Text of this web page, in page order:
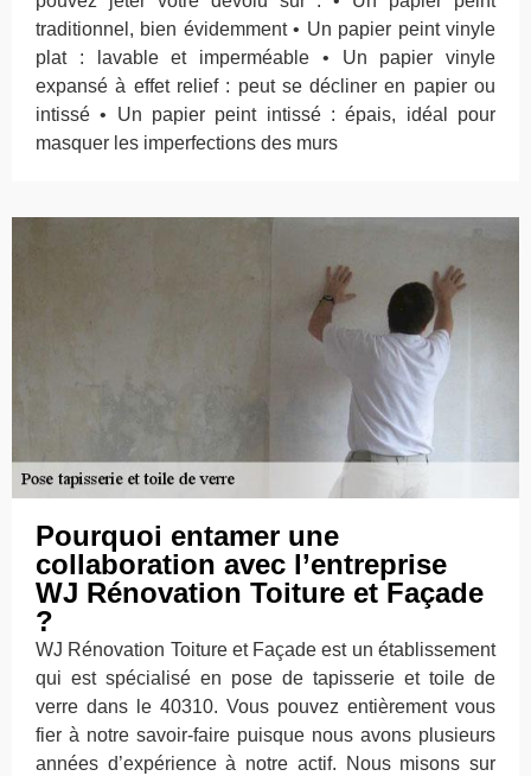
traditionnel, bien évidemment • Un papier peint vinyle
plat : lavable et imperméable • Un papier vinyle
expansé à effet relief : peut se décliner en papier ou
intissé • Un papier peint intissé : épais, idéal pour
masquer les imperfections des murs
Pourquoi entamer une
collaboration avec l’entreprise
WJ Rénovation Toiture et Façade
?
WJ Rénovation Toiture et Façade est un établissement
qui est spécialisé en pose de tapisserie et toile de
verre dans le 40310. Vous pouvez entièrement vous
fier à notre savoir-faire puisque nous avons plusieurs
années d’expérience à notre actif. Nous misons sur